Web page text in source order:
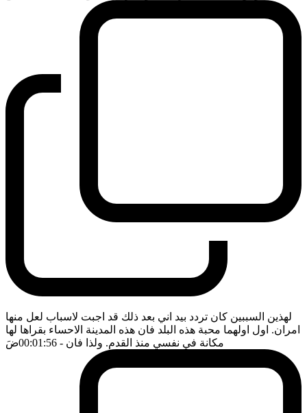
لهذين السببين كان تردد بيد اني بعد ذلك قد اجبت لاسباب لعل منها
امران. اول اولهما محبة هذه البلد فان هذه المدينة الاحساء بقراها لها
مكانة في نفسي منذ القدم. ولذا فان - 00:01:56 ضَ